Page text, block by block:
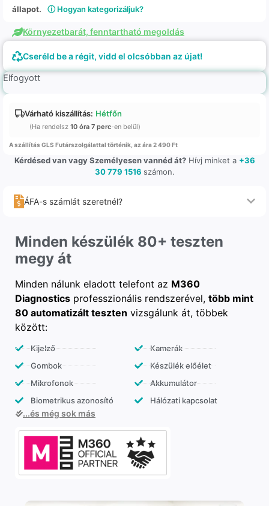
állapot.
ⓘ Hogyan kategorizáljuk?
Környezetbarát, fenntartható megoldás
Cseréld be a régit, vidd el olcsóbban az újat!
Elfogyott
Várható kiszállítás: Hétfőn
(Ha rendelsz 10 óra 7 perc-en belül)
A szállítás GLS Futárszolgálattal történik, az ára 2 490 Ft
Kérdésed van vagy Személyesen vannéd át?Hívj minket a +36
30 779 1516 számon.
ÁFA-s számlát szeretnél?
Minden készülék 80+ teszten
megy át
Minden nálunk eladott telefont az M360
Diagnostics professzionális rendszerével, több mint
80 automatizált teszten vizsgálunk át, többek
között:
Kijelző
Gombok
Mikrofonok
Biometrikus azonosító
Kamerák
Készülék előélet
Akkumulátor
Hálózati kapcsolat
...és még sok más